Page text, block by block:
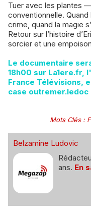
Tuer avec les plantes
conventionnelle.
crime, quand la magie
Retour sur l’histoire
sorcier et une
Le documentaire
18h00 sur La1ere.fr,
France Télévisions,
case
Mots Clés:
Belzamine Ludovic
ans. En